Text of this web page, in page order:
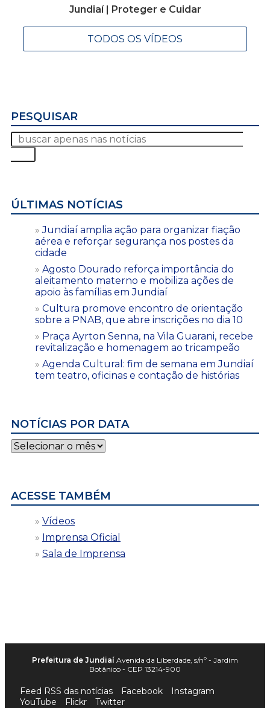
Jundiaí | Proteger e Cuidar
TODOS OS VÍDEOS
PESQUISAR
ÚLTIMAS NOTÍCIAS
Jundiaí amplia ação para organizar fiação
aérea e reforçar segurança nos postes da
cidade
Agosto Dourado reforça importância do
aleitamento materno e mobiliza ações de
apoio às famílias em Jundiaí
Cultura promove encontro de orientação
sobre a PNAB, que abre inscrições no dia 10
Praça Ayrton Senna, na Vila Guarani, recebe
revitalização e homenagem ao tricampeão
Agenda Cultural: fim de semana em Jundiaí
tem teatro, oficinas e contação de histórias
NOTÍCIAS POR DATA
Notícias
por
ACESSE TAMBÉM
Vídeos
Imprensa Oficial
Sala de Imprensa
Prefeitura de Jundiaí Avenida da Liberdade, s/nº - Jardim
Botânico - CEP 13214-900
Feed RSS das notícias Facebook
Instagram
YouTube
Flickr Twitter